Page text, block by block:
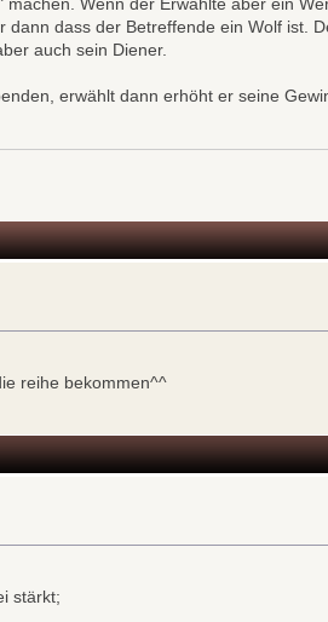
dass der Betreffende ein Wolf ist.
auch sein Diener.
erwählt dann erhöht er seine
reihe bekommen^^
stärkt;